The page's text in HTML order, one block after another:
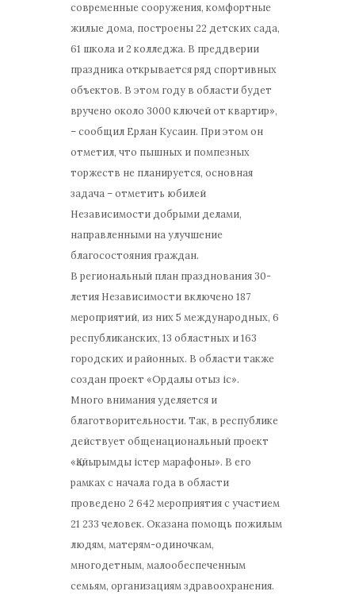
современные сооружения, комфортные
жилые дома, построены 22 детских сада,
61 школа и 2 колледжа. В преддверии
праздника открывается ряд спортивных
объектов. В этом году в области будет
вручено около 3000 ключей от квартир»,
– сообщил Ерлан Кусаин. При этом он
отметил, что пышных и помпезных
торжеств не планируется, основная
задача – отметить юбилей
Независимости добрыми делами,
направленными на улучшение
благосостояния граждан.
В региональный план празднования 30-
летия Независимости включено 187
мероприятий, из них 5 международных, 6
республиканских, 13 областных и 163
городских и районных. В области также
создан проект «Ордалы отыз іс».
Много внимания уделяется и
благотворительности. Так, в республике
действует общенациональный проект
«Қайырымды істер марафоны». В его
рамках с начала года в области
проведено 2 642 мероприятия с участием
21 233 человек. Оказана помощь пожилым
людям, матерям-одиночкам,
многодетным, малообеспеченным
семьям, организациям здравоохранения.